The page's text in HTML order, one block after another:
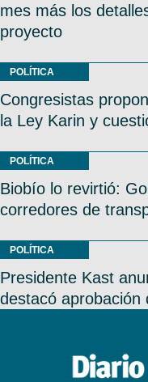
mes más los
proyecto
POLÍTICA
Congresistas
la Ley Karin y
POLÍTICA
Biobío lo revirtió:
corredores de
POLÍTICA
Presidente Kast
destacó aprobación